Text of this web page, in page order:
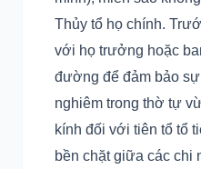
Thủy tổ họ chính.
với họ trưởng hoặc
đường để đảm bảo
nghiêm trong thờ tự
kính đối với tiên tổ tổ
bền chặt giữa các chi